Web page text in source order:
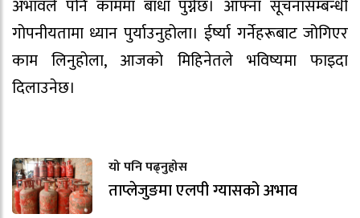
अभावले पनि काममा बाधा पुग्नेछ। आफ्ना सूचनासम्बन्धी
गोपनीयतामा ध्यान पुर्याउनुहोला। ईर्ष्या गर्नेहरूबाट जोगिएर
काम लिनुहोला, आजको मिहिनेतले भविष्यमा फाइदा
दिलाउनेछ।
यो पनि पढ्नुहोस
ताप्लेजुङमा एलपी ग्यासको अभाव